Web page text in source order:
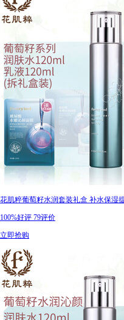
花肌粹葡萄籽水润套装礼盒 补水保湿
100%好评 79评价
立即抢购